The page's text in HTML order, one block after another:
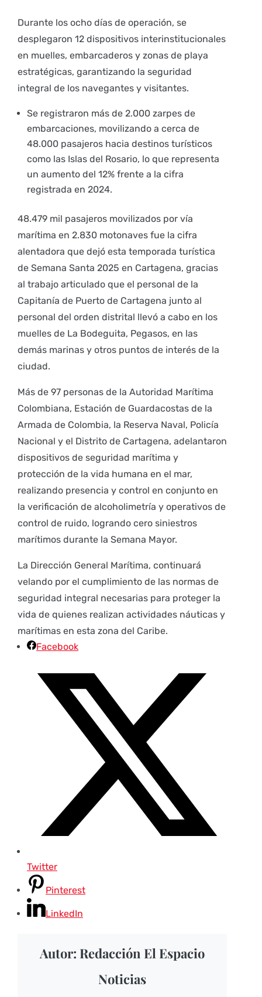
Durante los ocho días de operación, se
desplegaron 12 dispositivos interinstitucionales
en muelles, embarcaderos y zonas de playa
estratégicas, garantizando la seguridad
integral de los navegantes y visitantes.
Se registraron más de 2.000 zarpes de
embarcaciones, movilizando a cerca de
48.000 pasajeros hacia destinos turísticos
como las Islas del Rosario, lo que representa
un aumento del 12% frente a la cifra
registrada en 2024.
48.479 mil pasajeros movilizados por vía
marítima en 2.830 motonaves fue la cifra
alentadora que dejó esta temporada turística
de Semana Santa 2025 en Cartagena, gracias
al trabajo articulado que el personal de la
Capitanía de Puerto de Cartagena junto al
personal del orden distrital llevó a cabo en los
muelles de La Bodeguita, Pegasos, en las
demás marinas y otros puntos de interés de la
ciudad.
Más de 97 personas de la Autoridad Marítima
Colombiana, Estación de Guardacostas de la
Armada de Colombia, la Reserva Naval, Policía
Nacional y el Distrito de Cartagena, adelantaron
dispositivos de seguridad marítima y
protección de la vida humana en el mar,
realizando presencia y control en conjunto en
la verificación de alcoholimetría y operativos de
control de ruido, logrando cero siniestros
marítimos durante la Semana Mayor.
La Dirección General Marítima, continuará
velando por el cumplimiento de las normas de
seguridad integral necesarias para proteger la
vida de quienes realizan actividades náuticas y
marítimas en esta zona del Caribe.
Facebook
Twitter
Pinterest
LinkedIn
Autor: Redacción El Espacio
Noticias